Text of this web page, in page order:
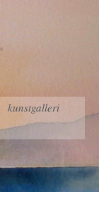
kunstgalleri